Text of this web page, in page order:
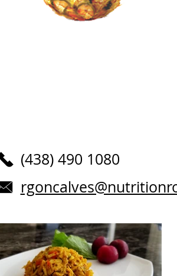
(438) 490 108​0